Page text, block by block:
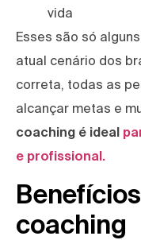
vida
Esses são só
atual cenário dos
correta, todas as
alcançar metas e
coaching é ideal
e profissional.
coaching